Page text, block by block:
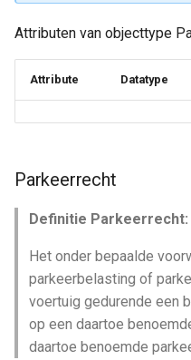
Attributen van objecttype
Attribute Datatype
Parkeerrecht
Definitie Parkeerrecht:
Het onder bepaalde
parkeerbelasting of
voertuig gedurende een
op een daartoe
daartoe benoemde